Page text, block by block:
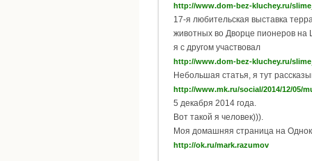
http://www.dom-bez-kluchey.ru/
17-я любительская выставка
животных во Дворце пионеров на
я с другом участвовал
http://www.dom-bez-kluchey.ru/
Небольшая статья, я тут
http://www.mk.ru/social/2014/12/05/
5 декабря 2014 года.
Вот такой я человек))).
Моя домашняя страница на
http://ok.ru/mark.razumov